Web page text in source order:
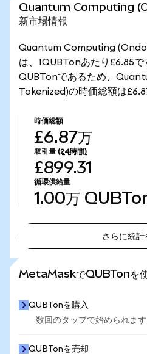
Quantum Computing
新市場情報
Quantum Computing
は、1QUBTonあたり£6.85
QUBTonであるため、
Tokenized)の時価総額は
時価総額
£6.87万
取引量 (24時間)
£899.31
循環供給量
1.00万
さらに統計
MetaMaskでQUBTonを
QUBTonを購入
数回のタップで始められます
QUBTonを売却